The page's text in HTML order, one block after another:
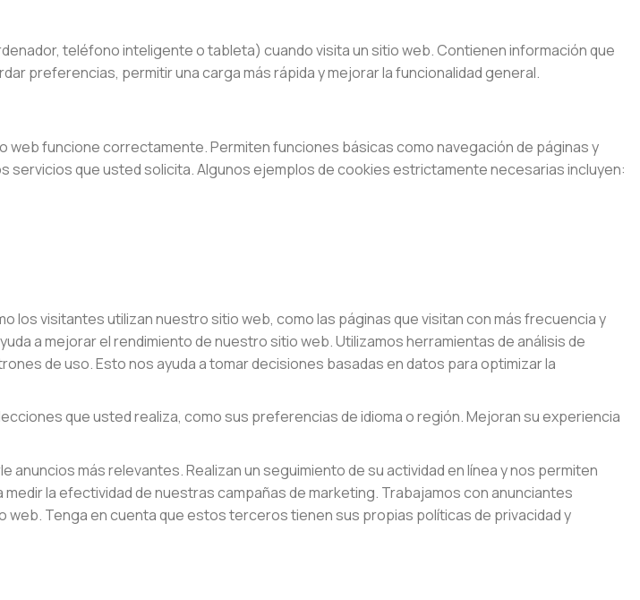
teléfono inteligente o tableta) cuando visita un sitio web. Contienen información que
preferencias, permitir una carga más rápida y mejorar la funcionalidad general.
web funcione correctamente. Permiten funciones básicas como navegación de páginas y
que usted solicita. Algunos ejemplos de cookies estrictamente necesarias incluyen:
los visitantes utilizan nuestro sitio web, como las páginas que visitan con más frecuencia y
a mejorar el rendimiento de nuestro sitio web. Utilizamos herramientas de análisis de
de uso. Esto nos ayuda a tomar decisiones basadas en datos para optimizar la
que usted realiza, como sus preferencias de idioma o región. Mejoran su experiencia
más relevantes. Realizan un seguimiento de su actividad en línea y nos permiten
la efectividad de nuestras campañas de marketing. Trabajamos con anunciantes
Tenga en cuenta que estos terceros tienen sus propias políticas de privacidad y